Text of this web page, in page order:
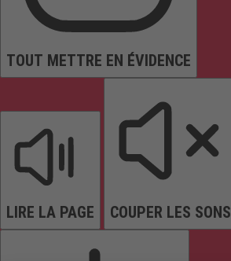
TOUT METTRE EN ÉVIDENCE
LIRE LA PAGE COUPER LES SONS